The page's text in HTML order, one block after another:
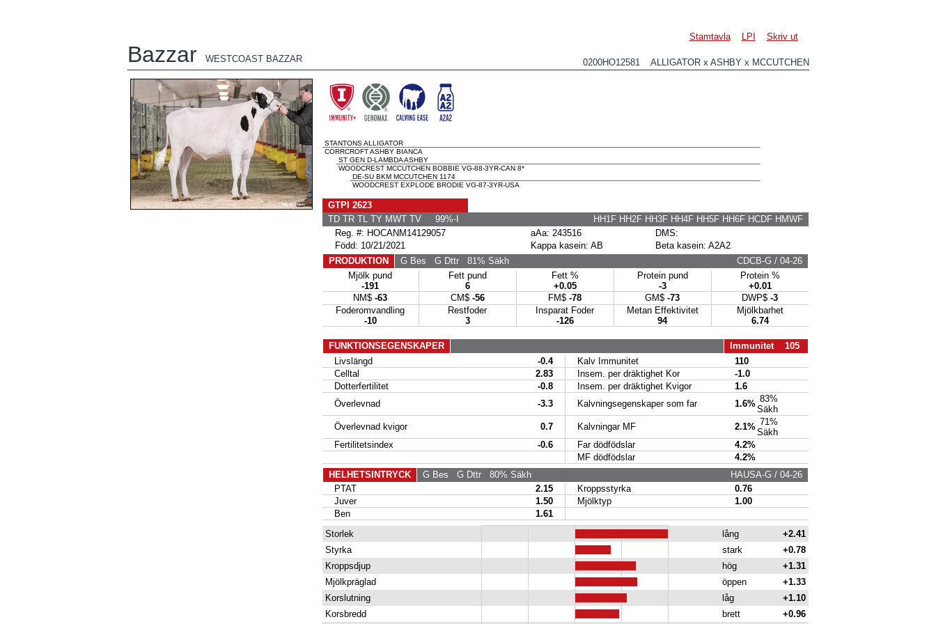
Stamtavla LPI Skriv ut
Bazzar WESTCOAST BAZZAR 0200HO12581 ALLIGATOR x ASHBY x MCCUTCHEN
STANTONS ALLIGATOR
CORRCROFT ASHBY BIANCA
ST GEN D-LAMBDA ASHBY
WOODCREST MCCUTCHEN BOBBIE VG-88-3YR-CAN 8*
DE-SU BKM MCCUTCHEN 1174
WOODCREST EXPLODE BRODIE VG-87-3YR-USA
GTPI 2623
TD TR TL TY MWT TV 99%-I
HH1F HH2F HH3F HH4F HH5F HH6F HCDF HMWF
Reg. #: HOCANM14129057
aAa: 243516
DMS:
Född: 10/21/2021
Kappa kasein: AB
Beta kasein: A2A2
PRODUKTION
G Bes G Dttr81% Säkh
CDCB-G / 04-26
Mjölk pund
-191
Fett pund
6
Fett %
+0.05
Protein pund
-3
Protein %
+0.01
NM$ -63 CM$ -56 FM$ -78 GM$ -73 DWP$ -3
Foderomvandling
-10
Restfoder
3
Insparat Foder
-126
Metan Effektivitet
94
Mjölkbarhet
6.74
FUNKTIONSEGENSKAPER
Immunitet 105
Livslängd
-0.4 Kalv Immunitet
110
Celltal
2.83 Insem. per dräktighet Kor
-1.0
Dotterfertilitet
-0.8 Insem. per dräktighet Kvigor
1.6
Överlevnad
-3.3 Kalvningsegenskaper som far 1.6% 83%
Säkh
Överlevnad kvigor
0.7 Kalvningar MF 2.1% 71%
Säkh
Fertilitetsindex
-0.6 Far dödfödslar
4.2%
MF dödfödslar
4.2%
HELHETSINTRYCK
G Bes G Dttr80% Säkh
HAUSA-G / 04-26
PTAT
2.15 Kroppsstyrka
0.76
Juver
1.50 Mjölktyp
1.00
Ben
1.61
Storlek
lång
+2.41
Styrka
stark
+0.78
Kroppsdjup
hög
+1.31
Mjölkpräglad
öppen
+1.33
Korslutning
låg
+1.10
Korsbredd
brett +0.96